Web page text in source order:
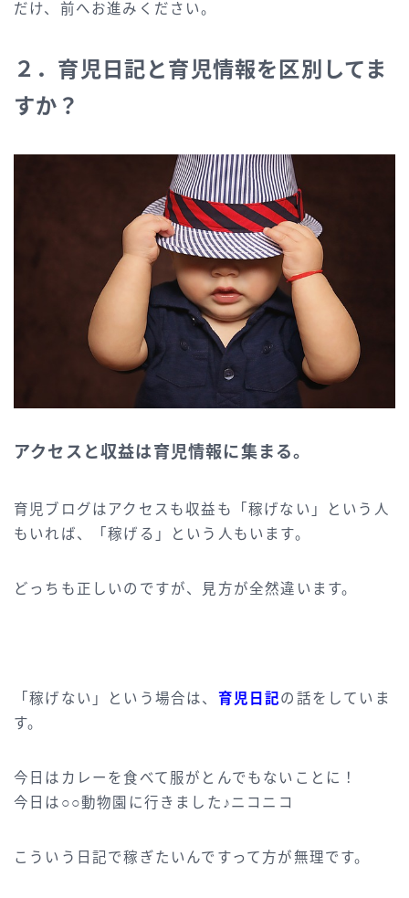
だけ、前へお進みください。
２．育児日記と育児情報を区別してま
すか？
アクセスと収益は育児情報に集まる。
育児ブログはアクセスも収益も「稼げない」という人
もいれば、「稼げる」という人もいます。
どっちも正しいのですが、見方が全然違います。
「稼げない」という場合は、 育児日記の話をしていま
す。
今日はカレーを食べて服がとんでもないことに！
今日は○○動物園に行きました♪ニコニコ
こういう日記で稼ぎたいんですって方が無理です。